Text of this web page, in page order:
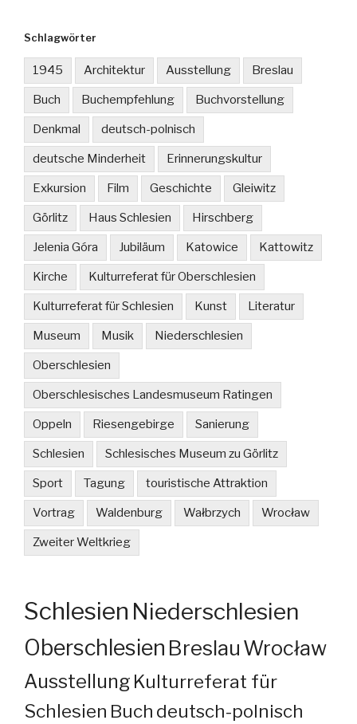
Schlagwörter
1945 Architektur Ausstellung Breslau
Buch Buchempfehlung Buchvorstellung
Denkmal deutsch-polnisch
deutsche Minderheit Erinnerungskultur
Exkursion Film Geschichte Gleiwitz
Görlitz Haus Schlesien Hirschberg
Jelenia Góra Jubiläum Katowice Kattowitz
Kirche Kulturreferat für Oberschlesien
Kulturreferat für Schlesien Kunst Literatur
Museum Musik Niederschlesien
Oberschlesien
Oberschlesisches Landesmuseum Ratingen
Oppeln Riesengebirge Sanierung
Schlesien Schlesisches Museum zu Görlitz
Sport Tagung touristische Attraktion
Vortrag Waldenburg Wałbrzych Wrocław
Zweiter Weltkrieg
Schlesien Niederschlesien
Oberschlesien Breslau Wrocław
Ausstellung Kulturreferat für
Schlesien Buch deutsch-polnisch